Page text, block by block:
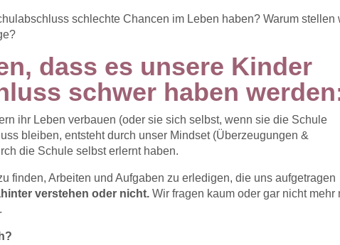
schlechte Chancen im Leben haben? Warum stellen
dass es unsere Kinder
schwer haben
ihr Leben verbauen (oder sie sich selbst, wenn sie die Schule
bleiben, entsteht durch unser Mindset (Überzeugungen &
die Schule selbst erlernt haben.
finden, Arbeiten und Aufgaben zu erledigen, die uns aufgetragen
verstehen oder nicht.Wir fragen kaum oder gar nicht mehr